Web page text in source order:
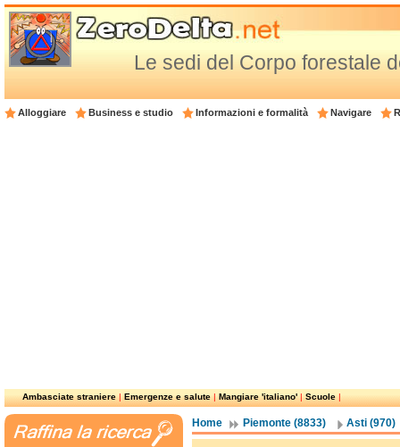
Le sedi del Corpo forestale
Alloggiare Business e studio Informazioni e formalità Navigare
Ambasciate straniere|Emergenze e salute|Mangiare 'italiano'|Scuole|
Home Piemonte (8833) Asti (970)